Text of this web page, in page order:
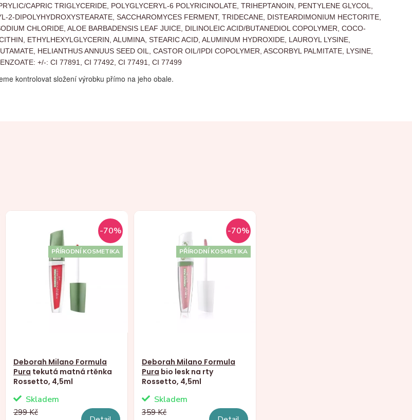
CAPRIC TRIGLYCERIDE, POLYGLYCERYL-6 POLYRICINOLATE, TRIHEPTANOIN, PENTYLENE GLYCOL,
DIPOLYHYDROXYSTEARATE, SACCHAROMYCES FERMENT, TRIDECANE, DISTEARDIMONIUM HECTORITE,
CHLORIDE, ALOE BARBADENSIS LEAF JUICE, DILINOLEIC ACID/BUTANEDIOL COPOLYMER, COCO-
ETHYLHEXYLGLYCERIN, ALUMINA, STEARIC ACID, ALUMINUM HYDROXIDE, LAUROYL LYSINE,
HELIANTHUS ANNUUS SEED OIL, CASTOR OIL/IPDI COPOLYMER, ASCORBYL PALMITATE, LYSINE,
+/-: CI 77891, CI 77492, CI 77491, CI 77499
kontrolovat složení výrobku přímo na jeho obale.
-70%
PŘÍRODNÍ KOSMETIKA
Deborah Milano Formula
Pura tekutá matná rtěnka
Rossetto, 4,5ml
Skladem
299 Kč
-70%
PŘÍRODNÍ KOSMETIKA
Deborah Milano Formula
Pura bio lesk na rty
Rossetto, 4,5ml
Skladem
359 Kč